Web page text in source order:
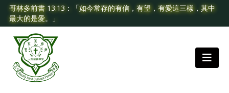
哥林多前書 13:13：「如今常存的有信，有望，有愛這三樣，其中
最大的是愛。」